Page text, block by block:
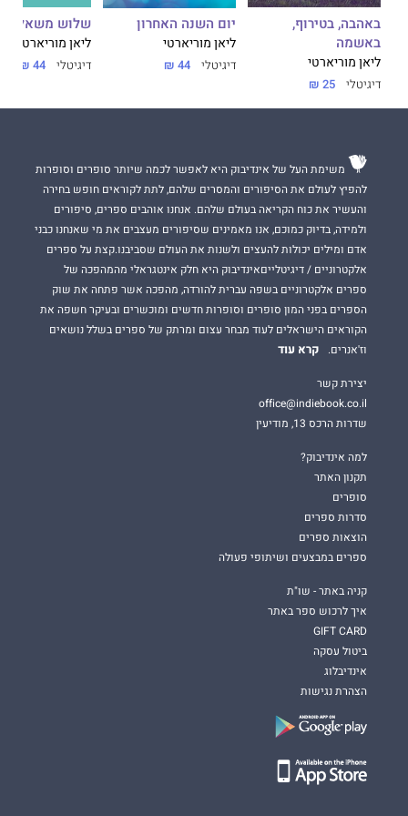
באהבה, בטירוף,
באשמה
ליאן מוריארטי
דיגיטלי 25 ₪
יום השנה האחרון
ליאן מוריארטי
דיגיטלי 44 ₪
שלוש משאלות
ליאן מוריארטי
דיגיטלי 44 ₪
משימת העל של אינדיבוק היא לאפשר לכמה שיותר סופרים וסופרות
להפיץ לעולם את הסיפורים והמסרים שלהם, לתת לקוראים חופש בחירה
והעשיר את כוח הקריאה בעולם שלהם. אנחנו אוהבים ספרים, סיפורים
ולמידה, בדיוק כמוכם, אנו מאמינים שסיפורים מעצבים את מי שאנחנו כבני
אדם ומילים יכולות להעצים ולשנות את העולם שסביבנו.קצת על ספרים
אלקטרוניים / דיגיטלייםאינדיבוק היא חלק אינטגראלי מהמהפכה של
ספרים אלקטרוניים בשפה עברית להורדה, מהפכה אשר פתחה את שוק
הספרים בפני המון סופרים וסופרות חדשים ומוכשרים ובעיקר חשפה את
הקוראים הישראלים לעוד מבחר עצום ומרתק של ספרים בשלל נושאים
וז'אנרים.
קרא עוד
יצירת קשר
office@indiebook.co.il
שדרות הרכס 13, מודיעין
למה אינדיבוק?
תקנון האתר
סופרים
סדרות ספרים
הוצאות ספרים
ספרים במבצעים ושיתופי פעולה
קניה באתר - שו"ת
איך לרכוש ספר באתר
GIFT CARD
ביטול עסקה
אינדיבלוג
הצהרת נגישות